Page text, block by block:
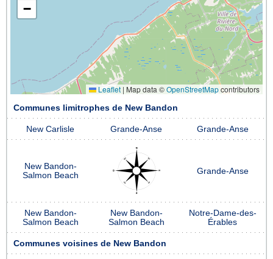
−
Leaflet | Map data ©OpenStreetMapcontributors
Communes limitrophes de New Bandon
New Carlisle Grande-Anse Grande-Anse
New Bandon-
Salmon Beach
Grande-Anse
New Bandon-
Salmon Beach
New Bandon-
Salmon Beach
Notre-Dame-des-
Érables
Communes voisines de New Bandon